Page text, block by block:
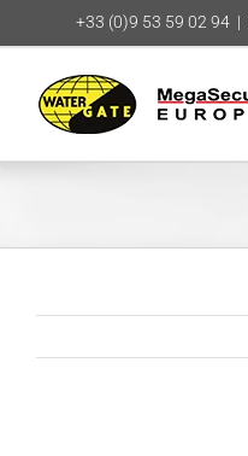
to
+33 (0)9 53 59 02 94 |